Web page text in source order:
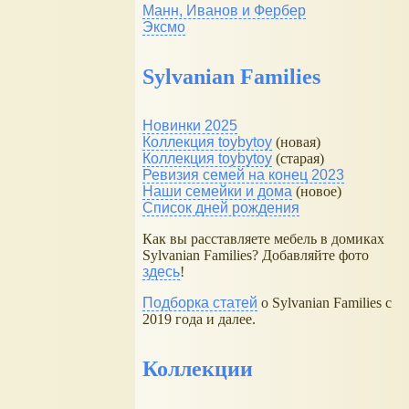
Манн, Иванов и Фербер
Эксмо
Sylvanian Families
Новинки 2025
Коллекция toybytoy (новая)
Коллекция toybytoy (старая)
Ревизия семей на конец 2023
Наши семейки и дома (новое)
Список дней рождения
Как вы расставляете мебель в домиках
Sylvanian Families? Добавляйте фото
здесь!
Подборка статей о Sylvanian Families с
2019 года и далее.
Коллекции